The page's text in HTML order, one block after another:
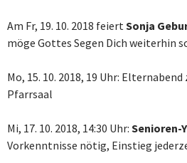
Am Fr, 19. 10. 2018 feiertSonja
möge Gottes Segen Dich weiterhin
Mo, 15. 10. 2018, 19 Uhr: Elternabend
Pfarrsaal
Mi, 17. 10. 2018, 14:30 Uhr: Senioren-
Vorkenntnisse nötig, Einstieg